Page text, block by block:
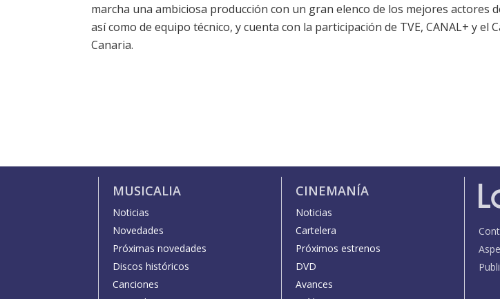
marcha una ambiciosa producción con un gran elenco de los mejores actores
así como de equipo técnico, y cuenta con la participación de TVE, CANAL+ y el
Canaria.
MUSICALIA
Noticias
Novedades
Próximas novedades
Discos históricos
Canciones
CINEMANÍA
Noticias
Cartelera
Próximos estrenos
DVD
Avances